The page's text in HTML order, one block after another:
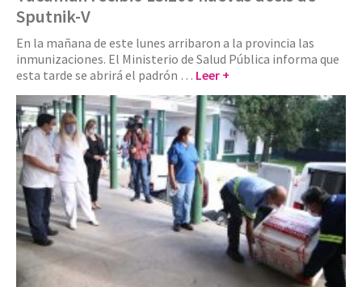
Sputnik-V
En la mañana de este lunes arribaron a la provincia las
inmunizaciones. El Ministerio de Salud Pública informa que
esta tarde se abrirá el padrón … Leer +